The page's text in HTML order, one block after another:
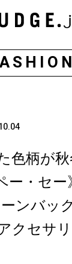
色柄が
ー・セ
ンバッ
クセサ